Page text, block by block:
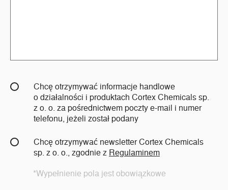
Chcę otrzymywać informacje handlowe
o działalności i produktach Cortex Chemicals sp.
z o. o. za pośrednictwem poczty e-mail i numer
telefonu, jeżeli został podany
Chcę otrzymywać newsletter Cortex Chemicals
sp. z o. o., zgodnie z Regulaminem
*Wypełnienie pola jest obowiązkowe